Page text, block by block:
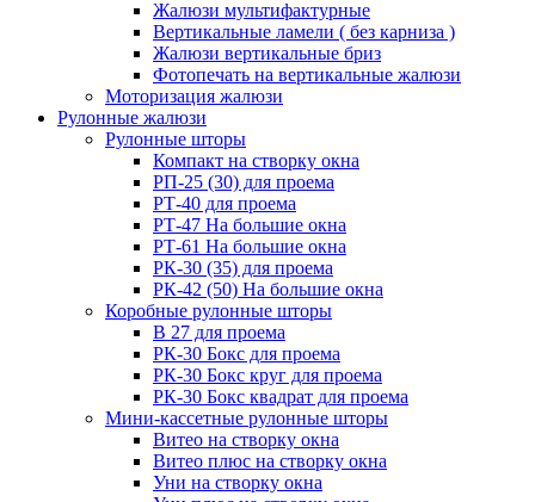
Жалюзи мультифактурные
Вертикальные ламели ( без карниза )
Жалюзи вертикальные бриз
Фотопечать на вертикальные жалюзи
Моторизация жалюзи
Рулонные жалюзи
Рулонные шторы
Компакт на створку окна
РП-25 (30) для проема
РТ-40 для проема
РТ-47 На большие окна
РТ-61 На большие окна
РК-30 (35) для проема
РК-42 (50) На большие окна
Коробные рулонные шторы
B 27 для проема
РК-30 Бокс для проема
РК-30 Бокс круг для проема
РК-30 Бокс квадрат для проема
Мини-кассетные рулонные шторы
Витео на створку окна
Витео плюс на створку окна
Уни на створку окна